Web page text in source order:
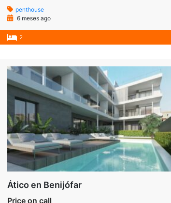
penthouse
6 meses ago
2
Ático en Benijófar
Price on call